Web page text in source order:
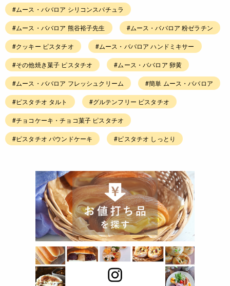
#ムース・ババロア シリコンスパチュラ
#ムース・ババロア 熊谷裕子先生 #ムース・ババロア 粉ゼラチン
#クッキー ピスタチオ #ムース・ババロア ハンドミキサー
#その他焼き菓子 ピスタチオ #ムース・ババロア 卵黄
#ムース・ババロア フレッシュクリーム #簡単 ムース・ババロア
#ピスタチオ タルト #グルテンフリー ピスタチオ
#チョコケーキ・チョコ菓子 ピスタチオ
#ピスタチオ パウンドケーキ #ピスタチオ しっとり